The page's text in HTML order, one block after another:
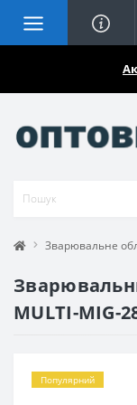
Зварювальне
MULTI-MIG-
Популярний